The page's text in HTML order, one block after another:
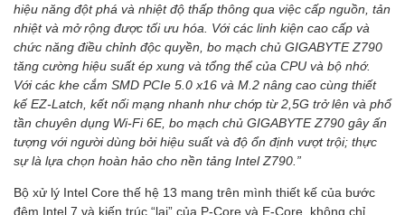
hiệu năng đột phá và nhiệt độ thấp thông qua việc cấp nguồn, tản
nhiệt và mở rộng được tối ưu hóa. Với các linh kiện cao cấp và
chức năng điều chỉnh độc quyền, bo mạch chủ GIGABYTE Z790
tăng cường hiệu suất ép xung và tổng thể của CPU và bộ nhớ.
Với các khe cắm SMD PCIe 5.0 x16 và M.2 nâng cao cùng thiết
kế EZ-Latch, kết nối mạng nhanh như chớp từ 2,5G trở lên và phổ
tần chuyên dụng Wi-Fi 6E, bo mạch chủ GIGABYTE Z790 gây ấn
tượng với người dùng bởi hiệu suất và độ ổn định vượt trội; thực
sự là lựa chọn hoàn hảo cho nền tảng Intel Z790.”
Bộ xử lý Intel Core thế hệ 13 mang trên mình thiết kế của bước
đệm Intel 7 và kiến ​​trúc “lai” của P-Core và E-Core, không chỉ